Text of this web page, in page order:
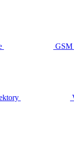
GSM